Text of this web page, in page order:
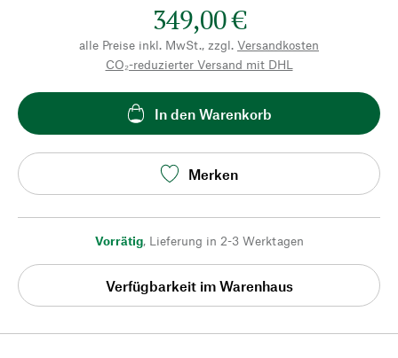
349,00 €
alle Preise inkl. MwSt., zzgl. Versandkosten
CO₂-reduzierter Versand mit DHL
In den Warenkorb
Merken
Vorrätig, Lieferung in 2-3 Werktagen
Verfügbarkeit im Warenhaus